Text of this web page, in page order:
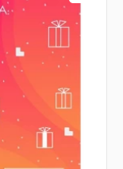
di colore
fantastici